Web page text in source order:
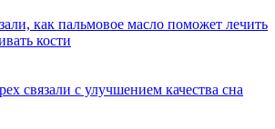
как пальмовое масло поможет лечить
кости
связали с улучшением качества сна